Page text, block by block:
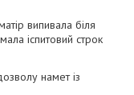
випивала біля
іспитовий строк
намет із